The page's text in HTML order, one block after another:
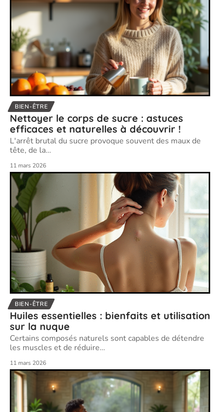
BIEN-ÊTRE
Nettoyer le corps de sucre : astuces
efficaces et naturelles à découvrir !
L'arrêt brutal du sucre provoque souvent des maux de
tête, de la…
11 mars 2026
BIEN-ÊTRE
Huiles essentielles : bienfaits et utilisation
sur la nuque
Certains composés naturels sont capables de détendre
les muscles et de réduire…
11 mars 2026